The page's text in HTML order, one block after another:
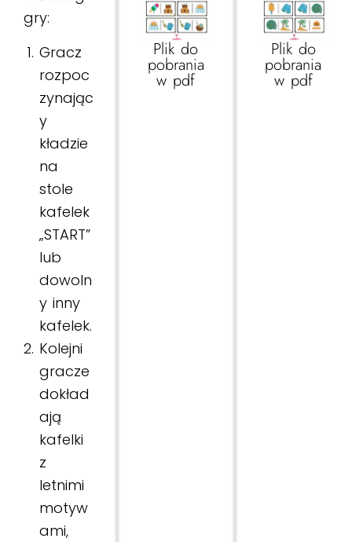
gry:
Gracz
rozpoc
zynając
y
kładzie
na
stole
kafelek
„START”
lub
dowoln
y inny
kafelek.
Kolejni
gracze
dokład
ają
kafelki
z
letnimi
motyw
ami,
Plik do
pobrania
w pdf
Plik do
pobrania
w pdf​